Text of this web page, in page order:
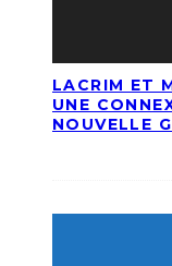
LACRIM ET
UNE
NOUVELLE